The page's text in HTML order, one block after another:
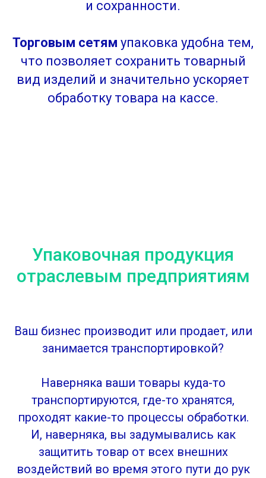
и сохранности.
Торговым сетям упаковка удобна тем,
что позволяет сохранить товарный
вид изделий и значительно ускоряет
обработку товара на кассе.
Упаковочная продукция
отраслевым предприятиям
Ваш бизнес производит или продает, или
занимается транспортировкой?
Наверняка ваши товары куда-то
транспортируются, где-то хранятся,
проходят какие-то процессы обработки.
И, наверняка, вы задумывались как
защитить товар от всех внешних
воздействий во время этого пути до рук